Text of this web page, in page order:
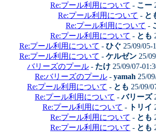
Re:プール利用について - こー
Re:プール利用について - と
Re:プール利用について -
Re:プール利用について - とも
Re:プール利用について - ひぐ 25/09/05-
Re:プール利用について - ケルゼン 25/
バリーズのプール - たけ 25/09/07-
Re:バリーズのプール - yamah 25/
Re:プール利用について - とも 25/09/
Re:プール利用について -バリーズ
Re:プール利用について - トリイ
Re:プール利用について - とも
Re:プール利用について - とも